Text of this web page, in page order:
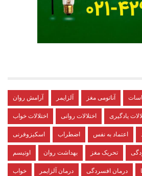
آرامش روان آلزایمر آناتومی مغز
اختلالات خواب اختلالات روانی یادگیری
اسکیزوفرنی اضطراب اعتماد به نفس
اوتیسم بهداشت روان تحریک مغز
خواب درمان آلزایمر درمان افسردگی